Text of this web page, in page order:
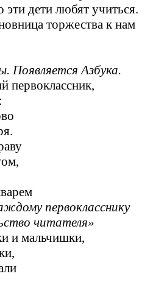
эти дети любят учиться.
торжества к нам
Появляется Азбука.
первоклассник,
первокласснику
читателя»
и мальчишки,